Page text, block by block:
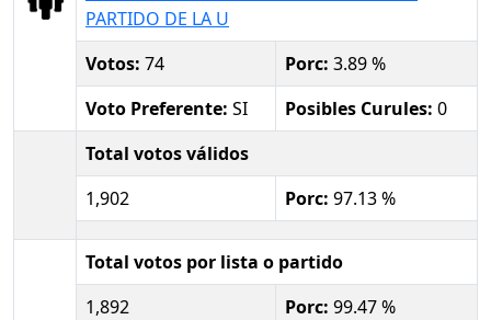
PARTIDO DE LA U
Votos: 74 Porc: 3.89 %
Voto Preferente: SI Posibles Curules: 0
Total votos válidos
1,902
Porc: 97.13 %
Total votos por lista o partido
1,892
Porc: 99.47 %